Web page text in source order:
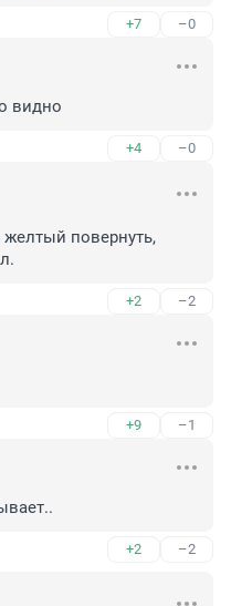
+7 –0
видно
+4 –0
повернуть,
+2 –2
+9 –1
+2 –2